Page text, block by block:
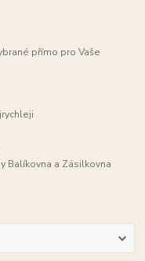
přímo pro Vaše
Balíkovna a Zásilkovna